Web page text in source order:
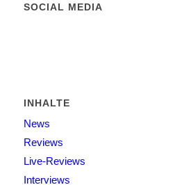
SOCIAL MEDIA
INHALTE
News
Reviews
Live-Reviews
Interviews